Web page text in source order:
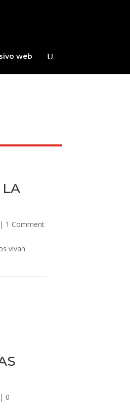
web
| 1 Comment
vivan
| 0